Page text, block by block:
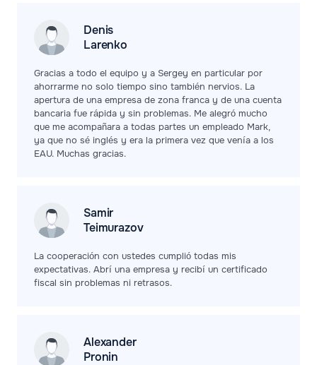
Denis
Larenko
Gracias a todo el equipo y a Sergey en particular por
ahorrarme no solo tiempo sino también nervios. La
apertura de una empresa de zona franca y de una cuenta
bancaria fue rápida y sin problemas. Me alegró mucho
que me acompañara a todas partes un empleado Mark,
ya que no sé inglés y era la primera vez que venía a los
EAU. Muchas gracias.
Samir
Teimurazov
La cooperación con ustedes cumplió todas mis
expectativas. Abrí una empresa y recibí un certificado
fiscal sin problemas ni retrasos.
Alexander
Pronin